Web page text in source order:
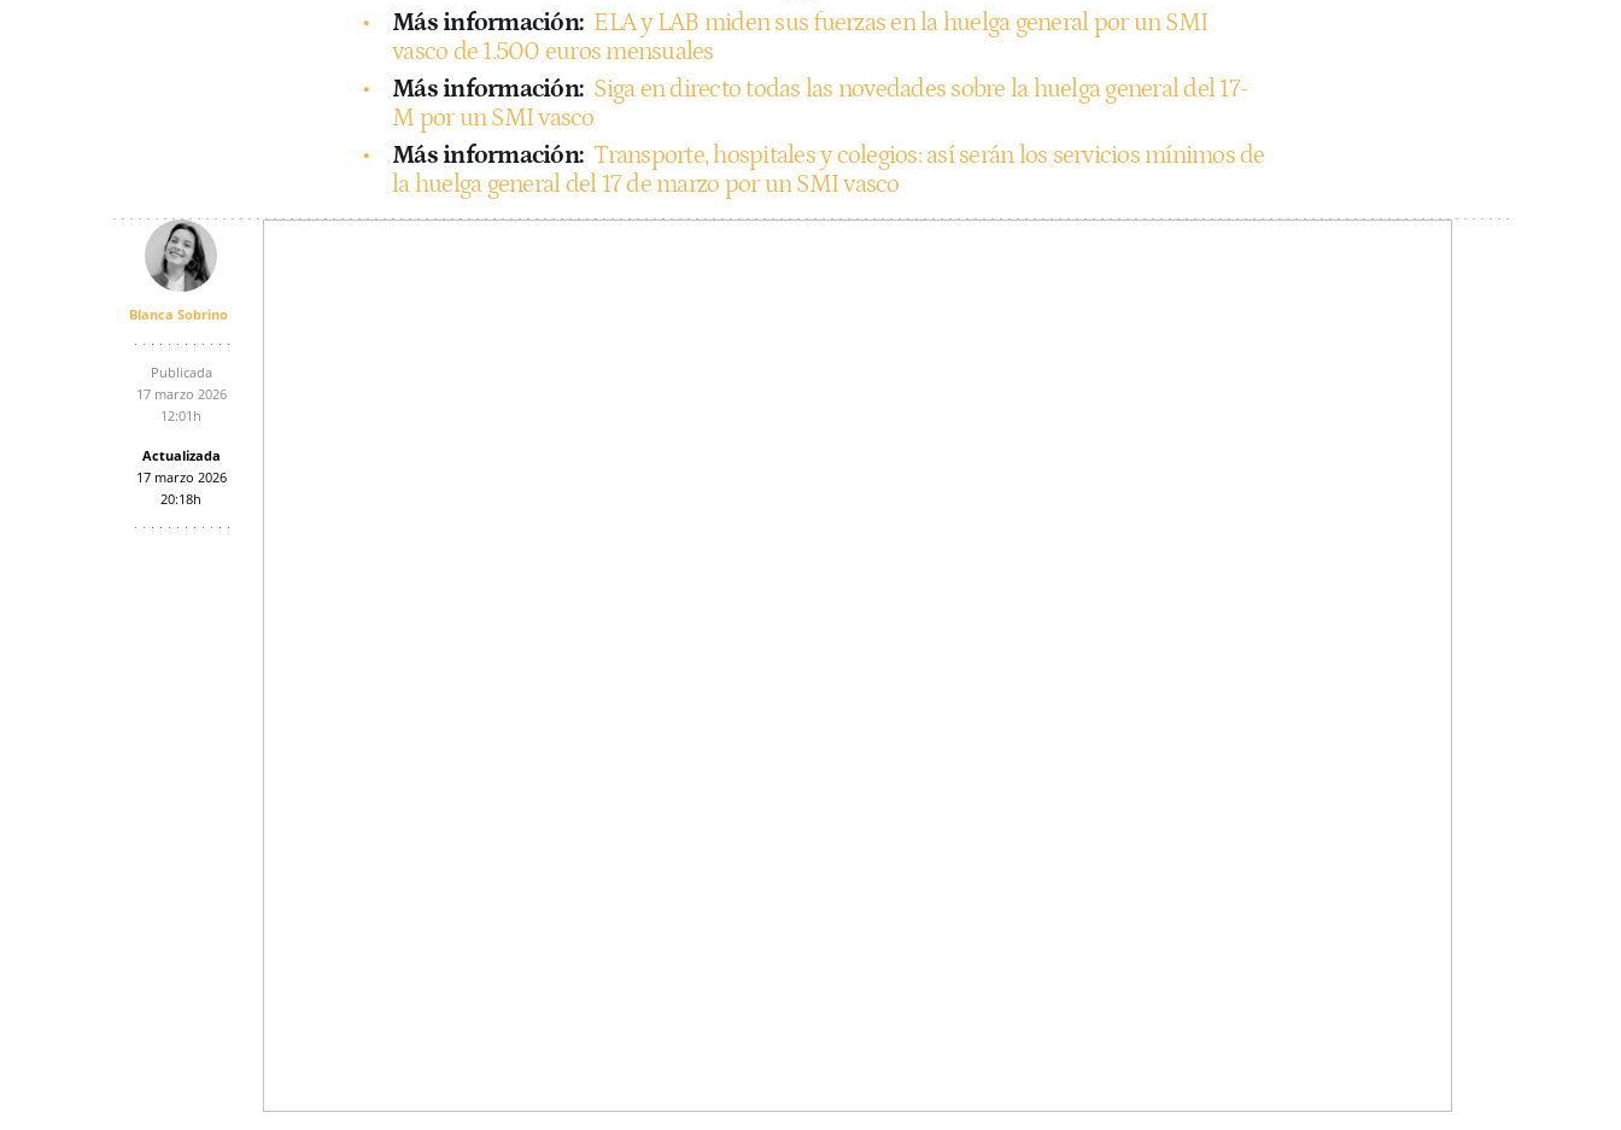
Más información: ELA y LAB miden sus fuerzas en la huelga general por un SMI
vasco de 1.500 euros mensuales
Más información: Siga en directo todas las novedades sobre la huelga general del 17-
M por un SMI vasco
Más información: Transporte, hospitales y colegios: así serán los servicios mínimos de
la huelga general del 17 de marzo por un SMI vasco
Blanca Sobrino
Publicada
17 marzo 2026
12:01h
Actualizada
17 marzo 2026
20:18h